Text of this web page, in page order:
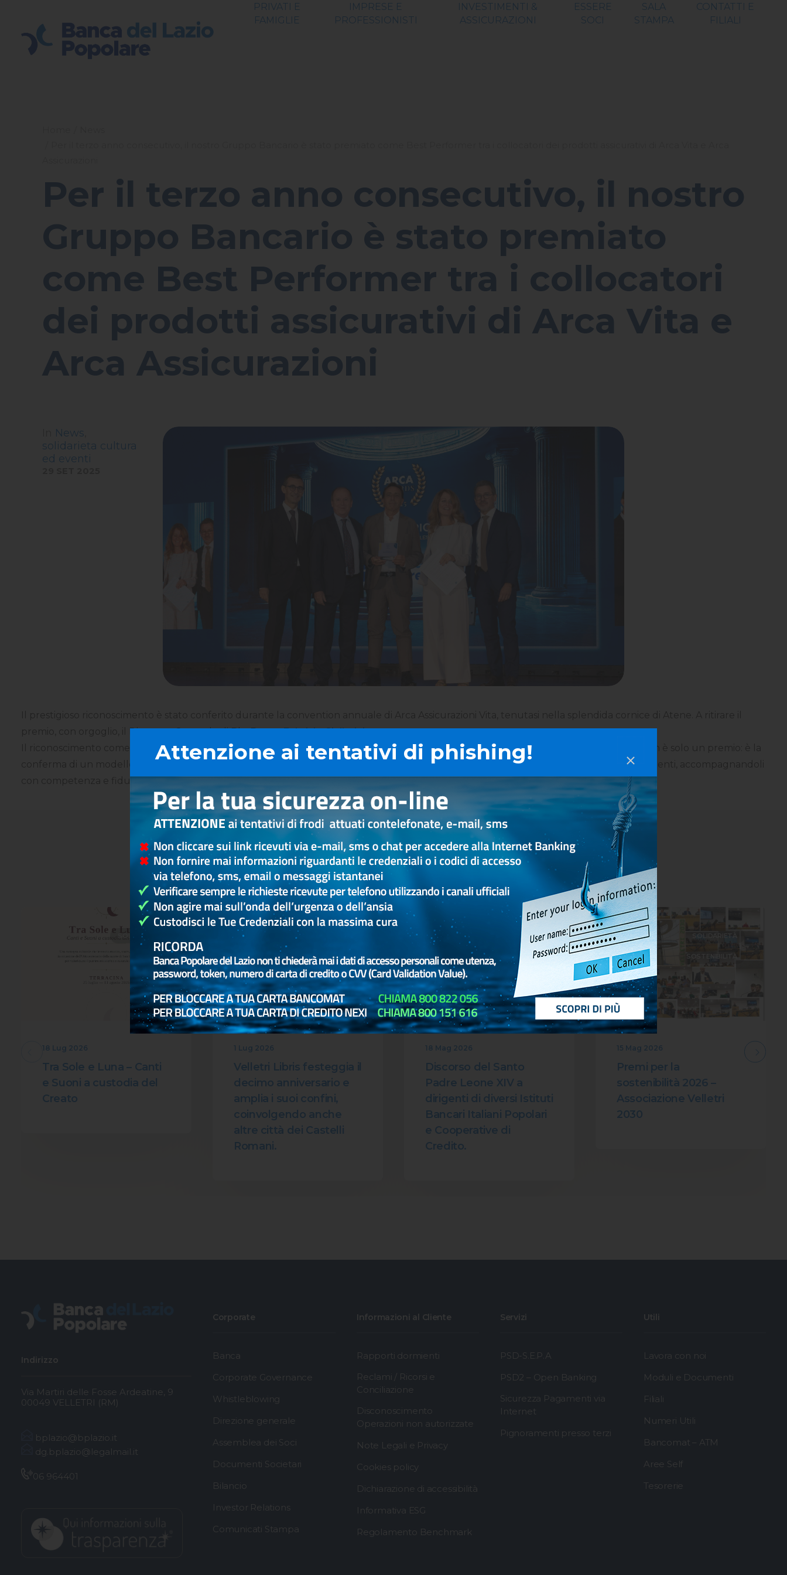
PRIVATI E
FAMIGLIE
IMPRESE E
PROFESSIONISTI
INVESTIMENTI &
ASSICURAZIONI
ESSERE
SOCI
SALA
STAMPA
CONTATTI E
FILIALI
Per il terzo anno consecutivo, il nostro
Gruppo Bancario è stato premiato
come Best Performer tra i collocatori
dei prodotti assicurativi di Arca Vita e
Arca Assicurazioni
News
solidarieta cultura
ed eventi
premio, con orgoglio, il Direttore Generale di Blu Banca,Fabrizio Giallatini.
Il riconoscimento come Best Performer tra i collocatori dei prodotti assicurativi di Arca Assicurazioni Vita per il terzo anno consecutivo non è solo un premio: è la
conferma di un modello di consulenza che mette al centro le persone, costruendo soluzioni assicurative che parlano davvero ai nostri clienti, accompagnandoli
con competenza e fiducia.
Altri articoli
SOLIDARIETÀ
18 Lug 2026
Tra Sole e Luna – Canti
e Suoni a custodia del
Creato
SOLIDARIETA CULTURA ED
EVENTI
1 Lug 2026
Velletri Libris festeggia il
decimo anniversario e
amplia i suoi confini,
coinvolgendo anche
altre città dei Castelli
Romani.
SOLIDARIETÀ CULTURA
SOLIDARIETA CULTURA ED
18 Mag 2026
Discorso del Santo
Padre Leone XIV a
dirigenti di diversi Istituti
Bancari Italiani Popolari
e Cooperative di
Credito.
SOSTENIBILITÀ
15 Mag 2026
Premi per la
sostenibilità 2026 –
Associazione Velletri
2030
Indirizzo
Via Martiri delle Fosse Ardeatine, 9
00049 VELLETRI (RM)
bplazio@bplazio.it
dg.bplazio@legalmail.it
06 964401
Corporate
Banca
Corporate Governance
Whistleblowing
Direzione generale
Assemblea dei Soci
Documenti Societari
Bilancio
Investor Relations
Comunicati Stampa
Informazioni al Cliente
Rapporti dormienti
Reclami / Ricorsi e
Conciliazione
Disconoscimento
Operazioni non autorizzate
Note Legali e Privacy
Cookies policy
Dichiarazione di accessibilità
Informativa ESG
Regolamento Benchmark
Servizi
PSD-S.E.P.A
PSD2 – Open Banking
Sicurezza Pagamenti via
Internet
Pignoramenti presso terzi
Utili
Lavora con noi
Moduli e Documenti
Filiali
Numeri Utili
Bancomat – ATM
Aree Self
Tesorerie
Attenzione ai tentativi di phishing!